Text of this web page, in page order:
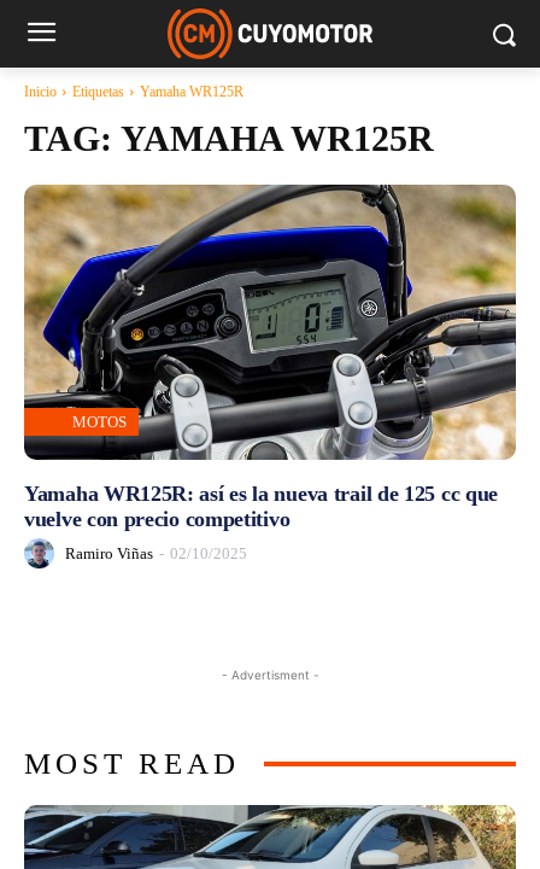
Inicio Etiquetas Yamaha WR125R
TAG: YAMAHA WR125R
MOTOS
Yamaha WR125R: así es la nueva trail de 125 cc que
vuelve con precio competitivo
Ramiro Viñas - 02/10/2025
- Advertisment -
MOST READ